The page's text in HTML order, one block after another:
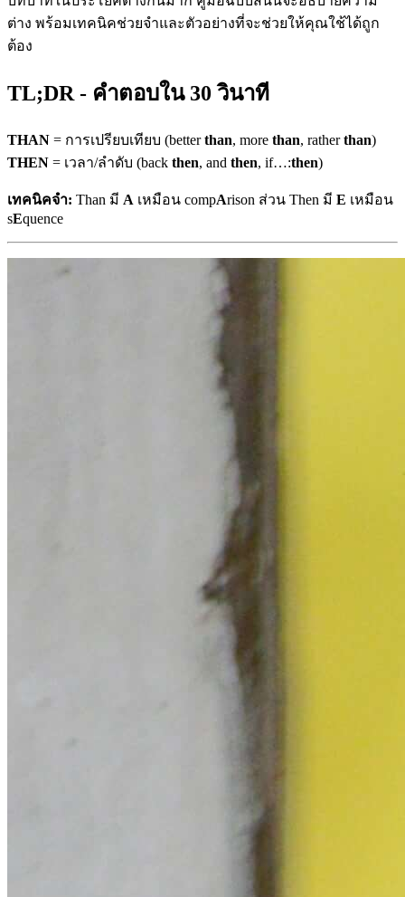
ต่าง พร้อมเทคนิคช่วยจำและตัวอย่างที่จะช่วยให้คุณใช้ได้ถูก
ต้อง
TL;DR - คำตอบใน 30 วินาที
THAN = การเปรียบเทียบ (betterthan, more than, ratherthan)
THEN = เวลา/ลำดับ (back then, and then, if…:then)
เทคนิคจำ: Than มี A เหมือน compArison ส่วน Then มี E เหมือน
sEquence